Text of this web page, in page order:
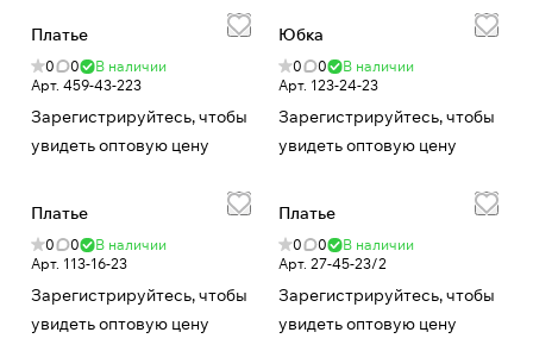
Платье
0 0
В наличии
Арт. 459-43-223
Зарегистрируйтесь, чтобы
увидеть оптовую цену
Юбка
0 0
В наличии
Арт. 123-24-23
Зарегистрируйтесь, чтобы
увидеть оптовую цену
Платье
0 0
В наличии
Арт. 113-16-23
Зарегистрируйтесь, чтобы
увидеть оптовую цену
Платье
0 0
В наличии
Арт. 27-45-23/2
Зарегистрируйтесь, чтобы
увидеть оптовую цену